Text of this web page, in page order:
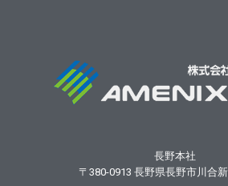
長野本社
〒380-0913 長野県長野市川合